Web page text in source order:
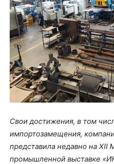
Свои достижения, в том
импортозамещения,
представила недавно на XII
промышленной выставке